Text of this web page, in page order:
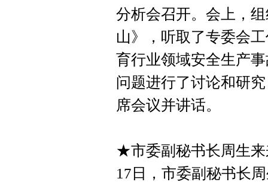
分析会召开。会上，
山》，听取了专委会
育行业领域安全生产
问题进行了讨论和研
席会议并讲话。
★市委副秘书长周生来
17日，市委副秘书长